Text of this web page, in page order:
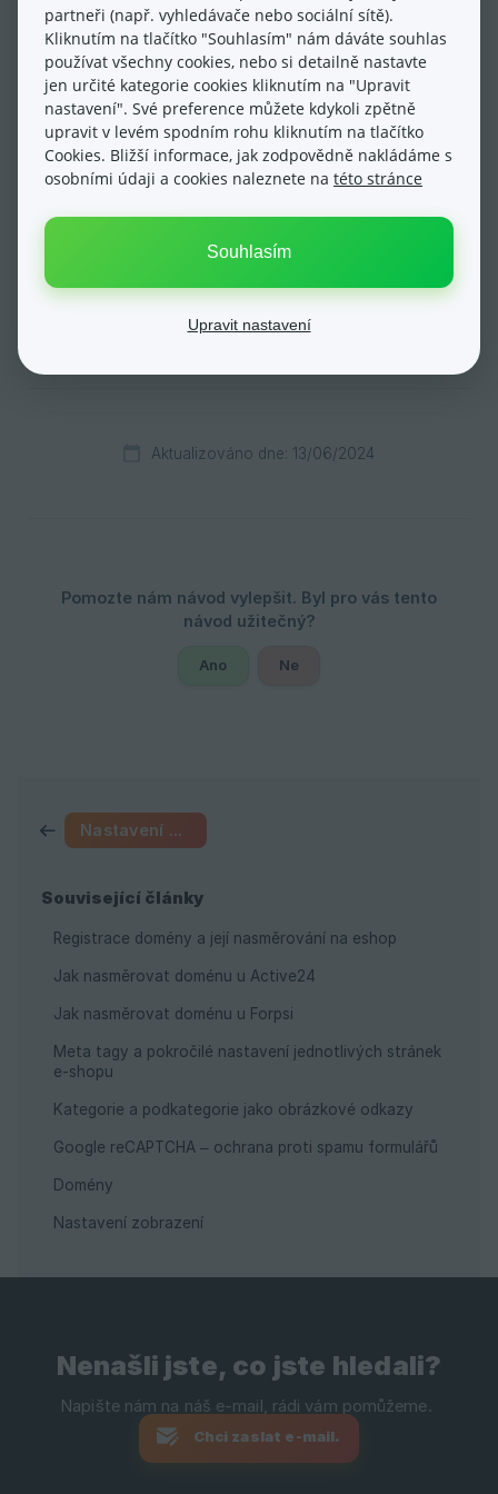
Nastavení e-shopu
Související články
Registrace domény a její nasměrování na eshop
Jak nasměrovat doménu u Active24
Jak nasměrovat doménu u Forpsi
Meta tagy a pokročilé nastavení jednotlivých stránek
e-shopu
Kategorie a podkategorie jako obrázkové odkazy
Google reCAPTCHA – ochrana proti spamu formulářů
Domény
Nastavení zobrazení
Nastavení funkce Oblíbené
Do sekce Oblíbené můžete přidávat sekce
administrace, do kterých přistupujete často a
chcete je tak mít na dosah jednoho kliknutí myši.
Položky v této sekci můžete snadno přidávat,
odebírat, či měnit jejich pořadí.
Stránky přidané do oblíbených zde můžete mazat
drag&drop nebo přidávat nové přes tlačítko “Přidat
Aktualizováno dne: 13/06/2024
Ano Ne
Nenašli jste, co jste hledali?
Chci zaslat e-mail.
partneři (např. vyhledávače nebo sociální sítě).
Kliknutím na tlačítko "Souhlasím" nám dáváte souhlas
používat všechny cookies, nebo si detailně nastavte
jen určité kategorie cookies kliknutím na "Upravit
nastavení". Své preference můžete kdykoli zpětně
upravit v levém spodním rohu kliknutím na tlačítko
Cookies. Bližší informace, jak zodpovědně nakládáme s
osobními údaji a cookies naleznete na této stránce
Souhlasím
Upravit nastavení